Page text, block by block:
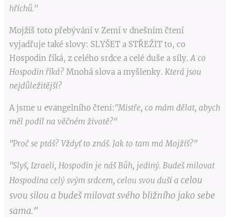
hříchů."
Mojžíš toto přebývání v Zemí v dnešním čtení
vyjadřuje také slovy: SLYŠET a STŘEŽIT to, co
Hospodin říká, z celého srdce a celé duše a síly.A co
Hospodin říká? Mnohá slova a myšlenky. Která jsou
nejdůležitější?
A jsme u evangelního čtení:"Mistře, co mám dělat, abych
měl podíl na věčném životě?"
"Proč se ptáš? Vždyť to znáš. Jak to tam má Mojžíš?"
"Slyš, Izraeli, Hospodin je náš Bůh, jediný. Budeš milovat
Hospodina celý svým srdcem, celou svou duší a celou
svou silou a budeš milovat svého bližního jako sebe
sama."